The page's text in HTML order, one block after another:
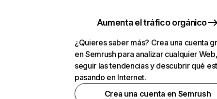
Aumenta el tráfico orgánico
¿Quieres saber más? Crea una cuenta
en Semrush para analizar cualquier
seguir las tendencias y descubrir qué
pasando en Internet.
Crea una cuenta en Semrush